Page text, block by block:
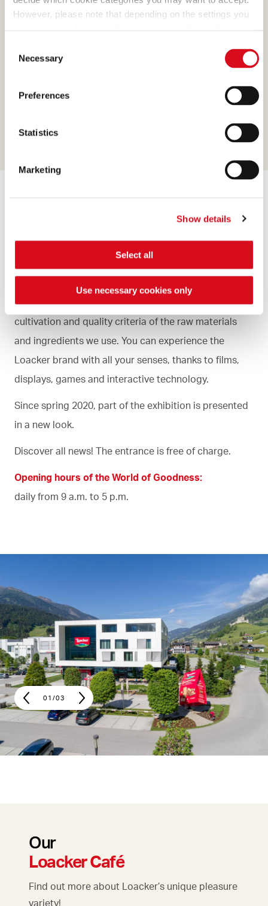
However, please note that depending on the settings you
Selection
Necessary
Preferences
Statistics
Marketing
Show details
Select all
Use necessary cookies only
The Loacker exhibition is about the history of the
international trade as well as about the origin,
cultivation and quality criteria of the raw materials
and ingredients we use. You can experience the
Loacker brand with all your senses, thanks to films,
displays, games and interactive technology.
Since spring 2020, part of the exhibition is presented
in a new look.
Discover all news! The entrance is free of charge.
Opening hours of the World of Goodness:
daily from 9 a.m. to 5 p.m.
01 /03
Our
Loacker Café
Find out more about Loacker’s unique pleasure
variety!